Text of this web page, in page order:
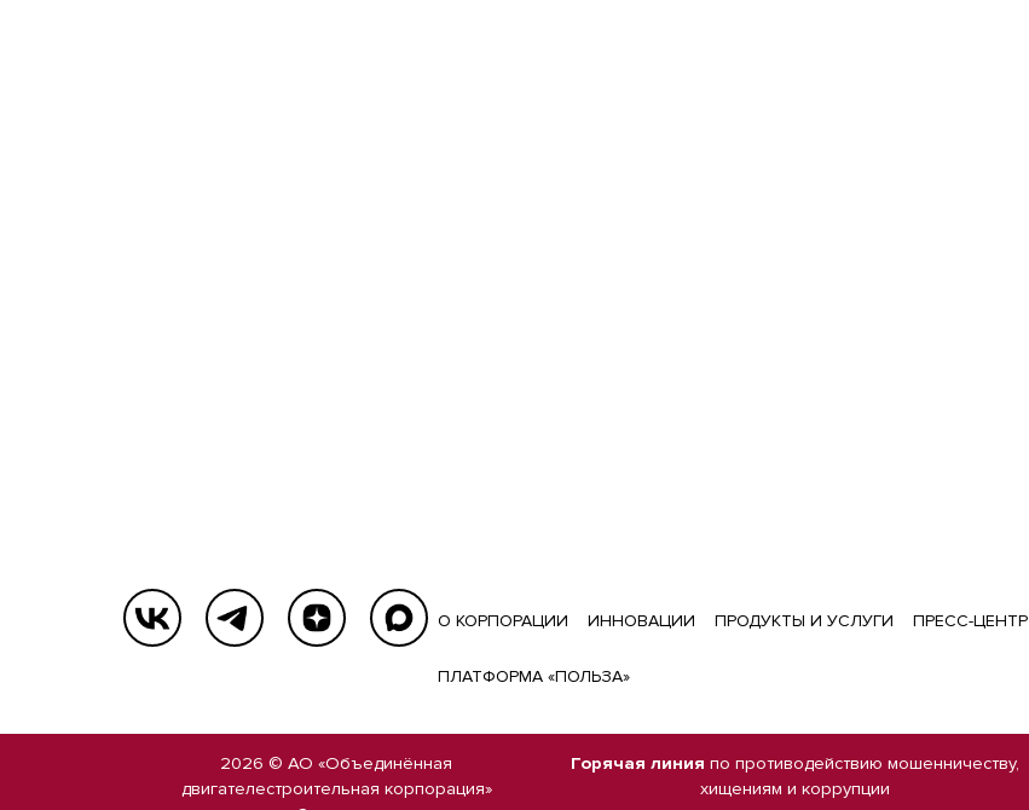
О КОРПОРАЦИИ ИННОВАЦИИ ПРОДУКТЫ И УСЛУГИ ПРЕСС-ЦЕНТР
ПЛАТФОРМА «ПОЛЬЗА»
2026 © АО «Объединённая
двигателестроительная корпорация»
Горячая линия по противодействию мошенничеству,
хищениям и коррупции